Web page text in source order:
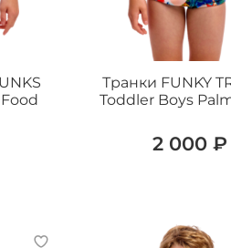
Транки FUNKY
Toddler Boys
2 000 ₽